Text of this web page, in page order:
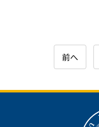
前へ